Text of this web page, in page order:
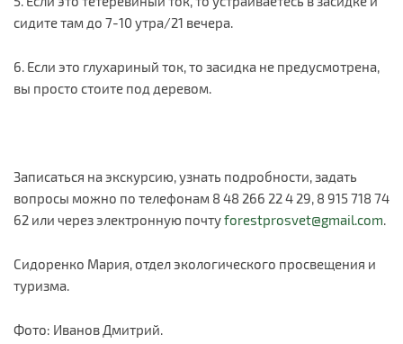
сидите там до 7-10 утра/21 вечера.
6. Если это глухариный ток, то засидка не предусмотрена,
вы просто стоите под деревом.
Записаться на экскурсию, узнать подробности, задать
вопросы можно по телефонам 8 48 266 22 4 29, 8 915 718 74
62 или через электронную почтуforestprosvet@gmail.com.
Сидоренко Мария, отдел экологического просвещения и
туризма.
Фото: Иванов Дмитрий.